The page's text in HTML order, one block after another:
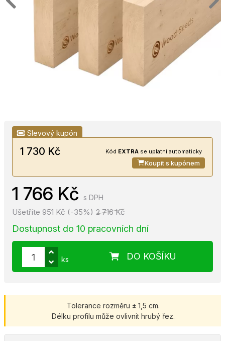
Slevový kupón
1 730 Kč Kód EXTRA se uplatní automaticky
Koupit s kupónem
1 766 Kč s DPH
2 716 Kč
Ušetříte 951 Kč (-35%)
Dostupnost do 10 pracovních dní
DO KOŠÍKU
ks
Tolerance rozměru ± 1,5 cm.
Délku profilu může ovlivnit hrubý řez.